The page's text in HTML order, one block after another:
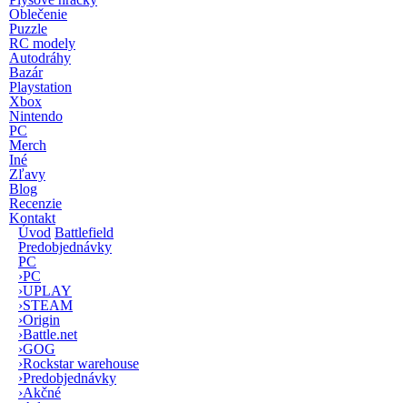
Oblečenie
Puzzle
RC modely
Autodráhy
Bazár
Playstation
Xbox
Nintendo
PC
Merch
Iné
Zľavy
Blog
Recenzie
Kontakt
Úvod Battlefield
Predobjednávky
PC
›PC
›UPLAY
›STEAM
›Origin
›Battle.net
›GOG
›Rockstar warehouse
›Predobjednávky
›Akčné